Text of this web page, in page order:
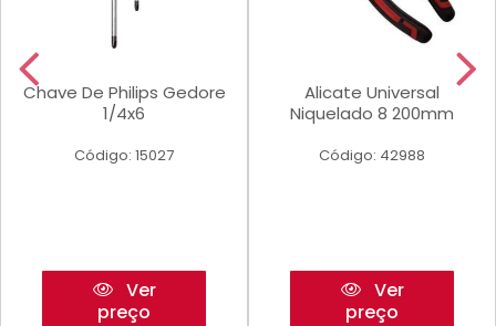
Chave De Philips Gedore
1/4x6
Código: 15027
Ver
preço
Alicate Universal
Niquelado 8 200mm
Código: 42988
Ver
preço